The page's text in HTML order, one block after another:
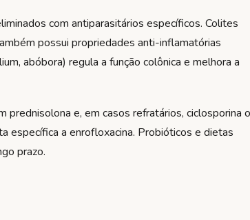
com antiparasitários específicos. Colites
possui propriedades anti-inflamatórias
abóbora) regula a função colônica e melhora a
prednisolona e, em casos refratários, ciclosporina
específica a enrofloxacina. Probióticos e dietas
prazo.